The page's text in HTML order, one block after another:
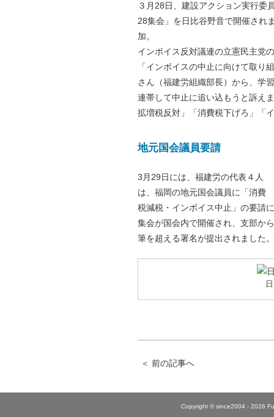
３月28日、建設アクション実行委
28集会」を日比谷野音で開催され
加。
インボイス反対議連の立憲民主党
「インボイスの中止に向けて取り
さん（福建労組織部長）から、学
連帯して中止に追い込もうと訴え
拡増税反対」「消費税下げろ」「
地元国会議員要請
3月29日には、福建労の代表４人
は、福岡の地元国会議員に「消費
税減税・インボイス中止」の要請
集会が国会内で開催され、支部か
筆を超える署名が提出されました。
＜ 前の記事へ
Copyright © since2004 - 2026